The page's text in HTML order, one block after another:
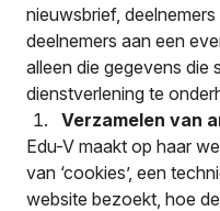
nieuwsbrief,
deelnemers aan een
alleen die gegevens die
dienstverlening te
Verzamelen van
Edu-V maakt op haar
van ‘cookies’, een
website bezoekt, hoe